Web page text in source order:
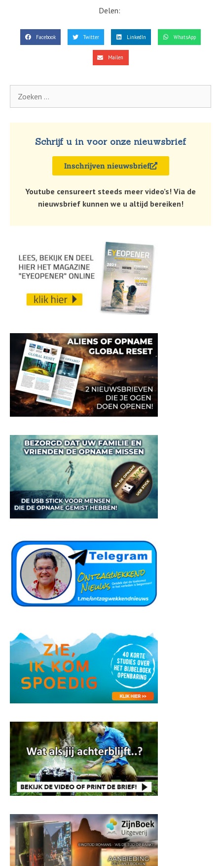
Delen:
Facebook Twitter LinkedIn WhatsApp
Mailen
Schrijf u in voor onze nieuwsbrief
Inschrijven nieuwsbrief
Youtube censureert steeds meer video’s! Via de
nieuwsbrief kunnen we u altijd bereiken!